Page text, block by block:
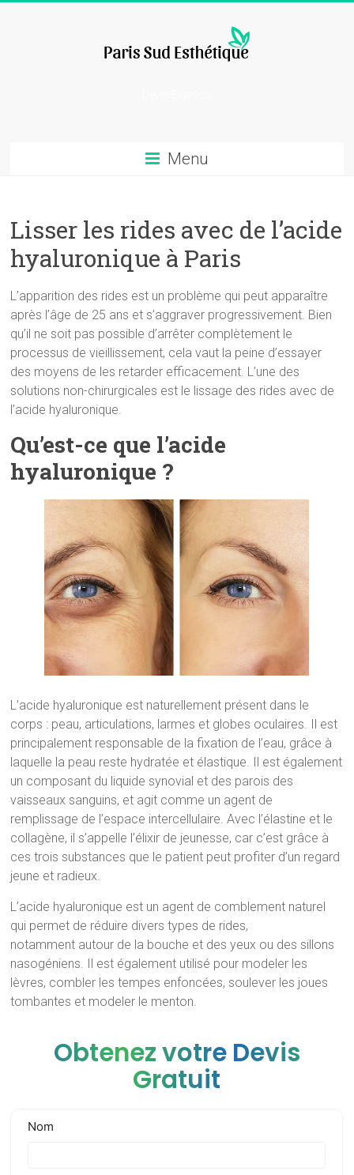
Menu
Lisser les rides avec de l’acide
hyaluronique à Paris
L’apparition des rides est un problème qui peut apparaître
après l’âge de 25 ans et s’aggraver progressivement. Bien
qu’il ne soit pas possible d’arrêter complètement le
processus de vieillissement, cela vaut la peine d’essayer
des moyens de les retarder efficacement. L’une des
solutions non-chirurgicales est le lissage des rides avec de
l’acide hyaluronique.
Qu’est-ce que l’acide
hyaluronique ?
L’acide hyaluronique est naturellement présent dans le
corps : peau, articulations, larmes et globes oculaires. Il est
principalement responsable de la fixation de l’eau, grâce à
laquelle la peau reste hydratée et élastique. Il est également
un composant du liquide synovial et des parois des
vaisseaux sanguins, et agit comme un agent de
remplissage de l’espace intercellulaire. Avec l’élastine et le
collagène, il s’appelle l’élixir de jeunesse, car c’est grâce à
ces trois substances que le patient peut profiter d’un regard
jeune et radieux.
L’acide hyaluronique est un agent de comblement naturel
qui permet de réduire divers types de rides,
notamment autour de la bouche et des yeux ou des sillons
nasogéniens. Il est également utilisé pour modeler les
lèvres, combler les tempes enfoncées, soulever les joues
tombantes et modeler le menton.
Obtenez votre Devis
Gratuit